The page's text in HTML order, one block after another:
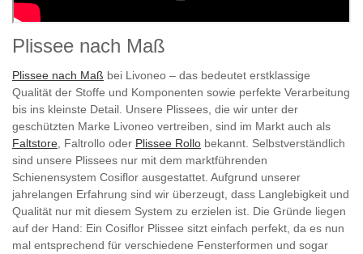
Plissee nach Maß
Plissee nach Maß bei Livoneo – das bedeutet erstklassige
Qualität der Stoffe und Komponenten sowie perfekte Verarbeitung
bis ins kleinste Detail. Unsere Plissees, die wir unter der
geschützten Marke Livoneo vertreiben, sind im Markt auch als
Faltstore , Faltrollo oder Plissee Rollo bekannt. Selbstverständlich
sind unsere Plissees nur mit dem marktführenden
Schienensystem Cosiflor ausgestattet. Aufgrund unserer
jahrelangen Erfahrung sind wir überzeugt, dass Langlebigkeit und
Qualität nur mit diesem System zu erzielen ist. Die Gründe liegen
auf der Hand: Ein Cosiflor Plissee sitzt einfach perfekt, da es nun
mal entsprechend für verschiedene Fensterformen und sogar